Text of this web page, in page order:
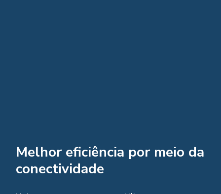
Melhor eficiência por meio da
conectividade